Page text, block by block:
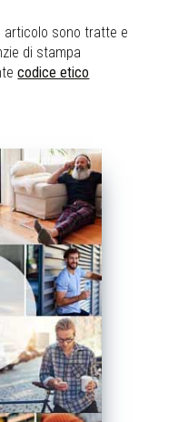
articolo sono tratte e
di stampa
codice etico